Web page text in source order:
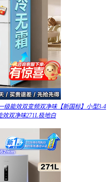
级能效双变频双净味【新国标】小型3-4
双净味271L极地白